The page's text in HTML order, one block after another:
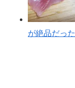
が絶品だった